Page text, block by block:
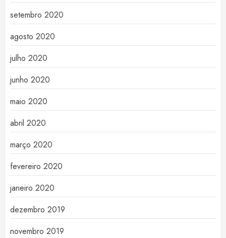
setembro 2020
agosto 2020
julho 2020
junho 2020
maio 2020
abril 2020
março 2020
fevereiro 2020
janeiro 2020
dezembro 2019
novembro 2019